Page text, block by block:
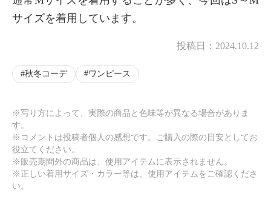
サイズを着用しています。
投稿日： 2024.10.12
秋冬コーデ ワンピース
※写り方によって、実際の商品と色味等が異なる場合がありま
す。
※コメントは投稿者個人の感想です。ご購入の際の目安としてお
役立てください。
※販売期間外の商品は、使用アイテムに表示されません。
※正しい着用サイズ・カラー等は、使用アイテムをご確認くださ
い。